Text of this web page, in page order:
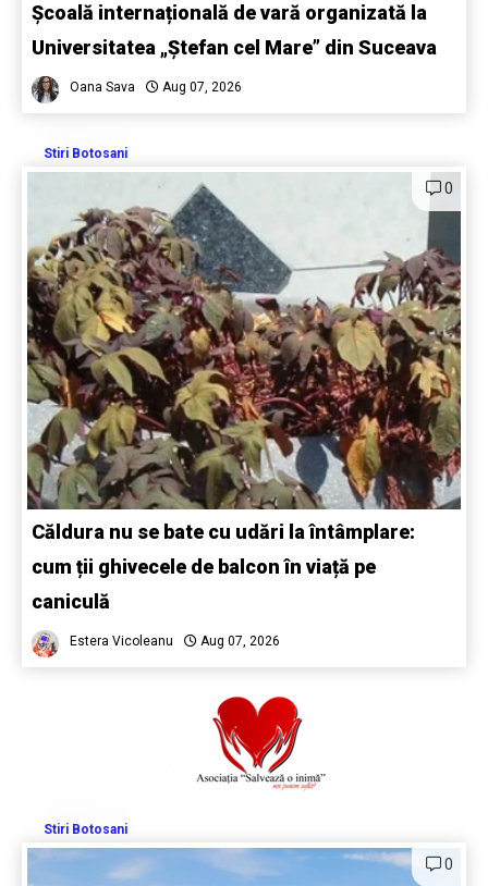
Școală internațională de vară organizată la
Universitatea „Ștefan cel Mare” din Suceava
Oana Sava Aug 07, 2026
Stiri Botosani
0
Căldura nu se bate cu udări la întâmplare:
cum ții ghivecele de balcon în viață pe
caniculă
Estera Vicoleanu Aug 07, 2026
Stiri Botosani
0